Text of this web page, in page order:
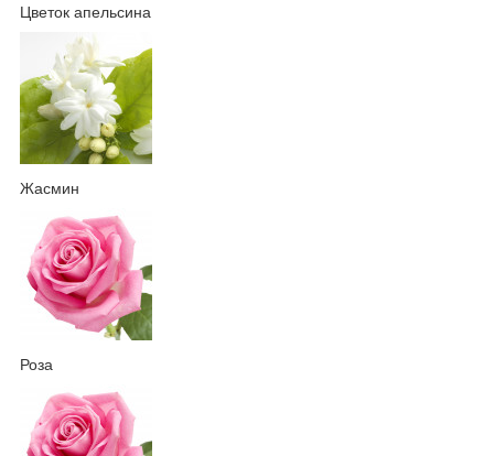
Цветок апельсина
Жасмин
Роза